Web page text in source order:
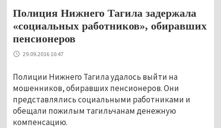
Полиция Нижнего Тагила задержала
«социальных работников», обиравших
пенсионеров
29.09.2016 10:47
Полиции Нижнего Тагила удалось выйти на
мошенников, обиравших пенсионеров. Они
представлялись социальными работниками и
обещали пожилым тагильчанам денежную
компенсацию.